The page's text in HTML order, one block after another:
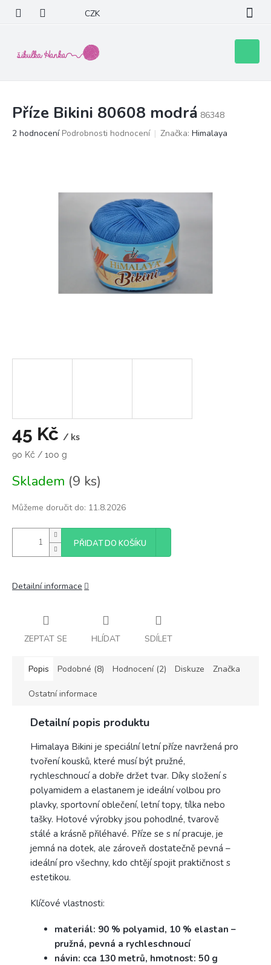
obsah
CZK
košík
Příze Bikini 80608 modrá 86348
Průměrné
2 hodnocení Podrobnosti hodnocení Značka: Himalaya
45 Kč / ks
Měrná
90 Kč / 100 g
Skladem (9 ks)
Můžeme doručit do: 11.8.2026
PŘIDAT DO KOŠÍKU
Detailní informace
ZEPTAT SE HLÍDAT SDÍLET
Popis Podobné (8) Hodnocení (2) Diskuze Značka
Ostatní informace
Detailní popis produktu
Himalaya Bikini je speciální letní příze navržená pro
tvoření kousků, které musí být pružné,
rychleschnoucí a dobře držet tvar. Díky složení s
polyamidem a elastanem je ideální volbou pro
plavky, sportovní oblečení, letní topy, tílka nebo
tašky. Hotové výrobky jsou pohodlné, tvarově
stálé a krásně přiléhavé. Příze se s ní pracuje, je
jemná na dotek, ale zároveň dostatečně pevná –
ideální pro všechny, kdo chtějí spojit praktičnost s
estetikou.
Klíčové vlastnosti:
materiál: 90 % polyamid, 10 % elastan –
pružná, pevná a rychleschnoucí
návin: cca 130 metrů, hmotnost: 50 g